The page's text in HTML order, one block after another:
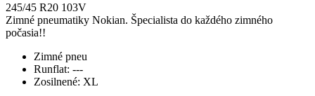
245/45 R20 103V
Zimné pneumatiky Nokian. Špecialista do každého zimného
počasia!!
Zimné pneu
Runflat: ---
Zosilnené: XL